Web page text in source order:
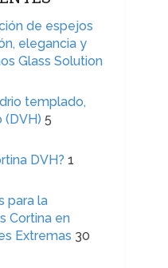
de espejos
elegancia y
Glass Solution
templado,
(DVH) 5
DVH? 1
para la
Cortina en
Extremas 30